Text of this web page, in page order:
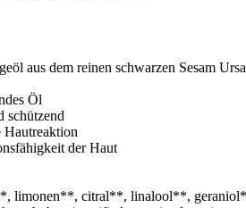
aus dem reinen schwarzen Sesam
Öl
schützend​
Hautreaktion​
der Haut​
limonen**, citral**, linalool**,